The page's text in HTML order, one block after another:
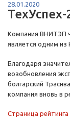
28.01.2020
ТехУспех-
Компания ВНИТЭП
является одним из
Благодаря
возобновления
болгарский
компания вновь в
Страница рейтинга